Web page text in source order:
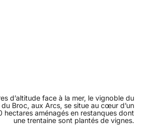
d’altitude face à la mer, le vignoble du
du Broc, aux Arcs, se situe au cœur d’un
hectares aménagés en restanques dont
une trentaine sont plantés de vignes.